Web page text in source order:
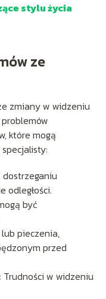
stylu życia
ze
zmiany w widzeniu
które mogą
odległości.
być
lub pieczenia,
przed
w widzeniu